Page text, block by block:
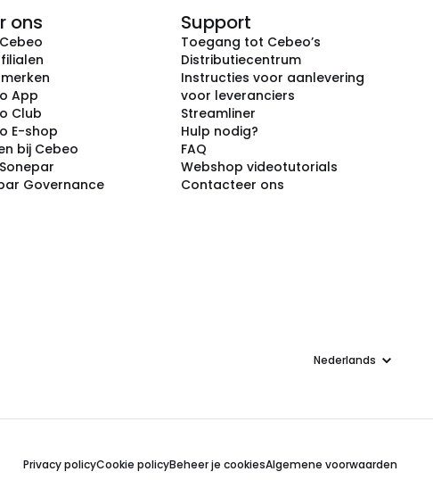
ons
App
Club
E-shop
bij Cebeo
Governance
Support
Toegang tot Cebeo’s
Distributiecentrum
Instructies voor aanlevering
voor leveranciers
Streamliner
Hulp nodig?
FAQ
Webshop videotutorials
Contacteer ons
Taal
Privacy policyCookie policyBeheer je cookiesAlgemene voorwaarden